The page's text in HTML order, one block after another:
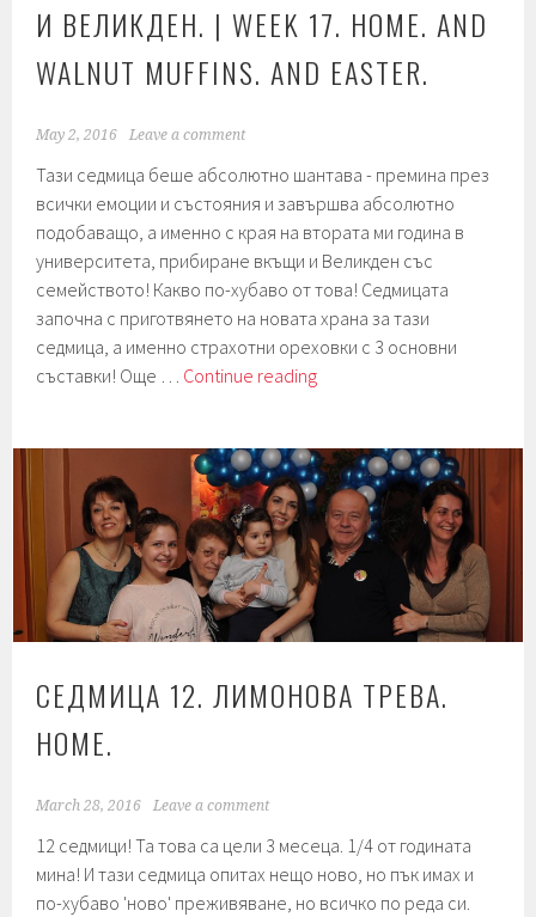
И ВЕЛИКДЕН. | WEEK 17. HOME. AND
WALNUT MUFFINS. AND EASTER.
May 2, 2016 Leave a comment
Тази седмица беше абсолютно шантава - премина през
всички емоции и състояния и завършва абсолютно
подобаващо, а именно с края на втората ми година в
университета, прибиране вкъщи и Великден със
семейството! Какво по-хубаво от това! Седмицата
започна с приготвянето на новата храна за тази
седмица, а именно страхотни ореховки с 3 основни
съставки! Още … Continue readingСедмица
И
ореховки.
И
Великден.
|
And
СЕДМИЦА 12. ЛИМОНОВА ТРЕВА.
HOME.
March 28, 2016 Leave a comment
12 седмици! Та това са цели 3 месеца. 1/4 от годината
мина! И тази седмица опитах нещо ново, но пък имах и
по-хубаво 'ново' преживяване, но всичко по реда си.